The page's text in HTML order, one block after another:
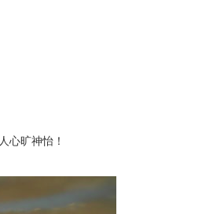
心旷神怡！